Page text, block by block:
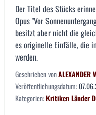
Der Titel des Stücks
Opus "Vor
besitzt aber nicht die
es originelle Einfälle, die
werden.
Geschrieben vonALEXANDER
Veröffentlichungsdatum:
Kategorien:KritikenLänder